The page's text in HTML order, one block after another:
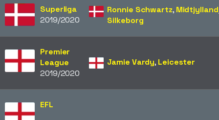
Superliga
2019/2020
Ronnie Schwartz, Midtjylland
Silkeborg
Premier
League
2019/2020
Jamie Vardy, Leicester
EFL